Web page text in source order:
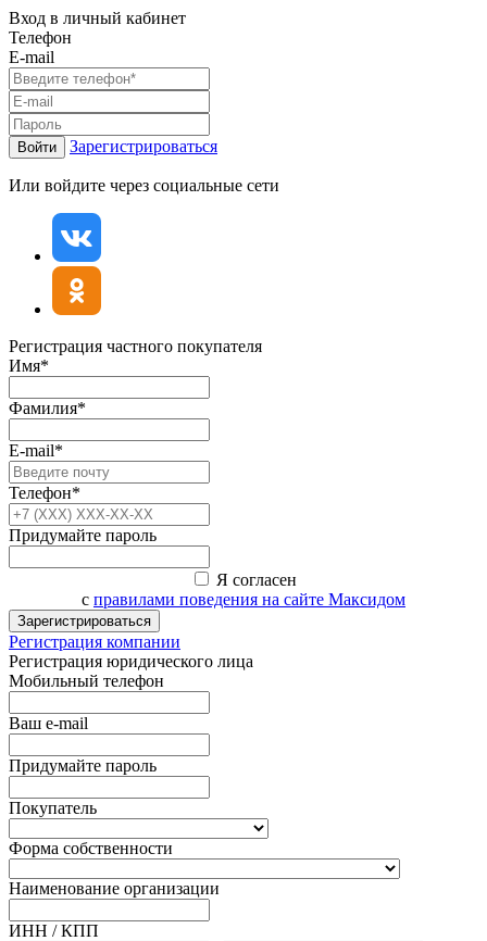
Вход в личный кабинет
Телефон
E-mail
Войти Зарегистрироваться
Или войдите через социальные сети
Регистрация частного покупателя
Имя*
Фамилия*
E-mail*
Телефон*
Придумайте пароль
Я согласен
с правилами поведения на сайте Максидом
Зарегистрироваться
Регистрация компании
Регистрация юридического лица
Мобильный телефон
Ваш e-mail
Придумайте пароль
Покупатель
Форма собственности
Наименование организации
ИНН / КПП